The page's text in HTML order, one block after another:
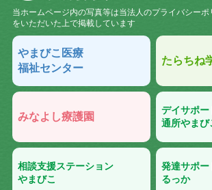
当ホームページ内の写真等は当法人のプライバシー
をいただいた上で掲載しています
やまびこ医療
福祉センター
たらちね
みなよし療護園
デイサポー
通所やまび
相談支援ステーション
やまびこ
発達サポー
るっか